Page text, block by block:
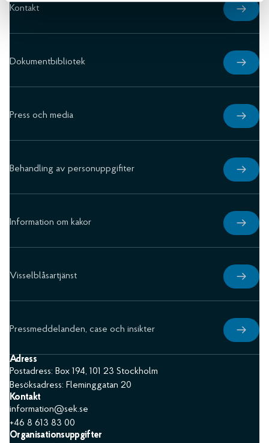
Kontakt
Dokumentbibliotek
Press och media
Behandling av personuppgifiter
Information om kakor
Visselblåsartjänst
Pressmeddelanden, case och insikter
Adress
Postadress: Box 194, 101 23 Stockholm
Besöksadress: Fleminggatan 20
Kontakt
information@sek.se
+46 8 613 83 00
Organisationsuppgifter